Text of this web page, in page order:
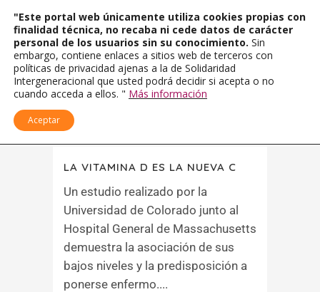
LA VITAMINA D ES LA NUEVA C
Un estudio realizado por la
Universidad de Colorado junto al
Hospital General de Massachusetts
demuestra la asociación de sus
bajos niveles y la predisposición a
ponerse enfermo....
"Este portal web únicamente utiliza cookies propias con
finalidad técnica, no recaba ni cede datos de carácter
personal de los usuarios sin su conocimiento. Sin
embargo, contiene enlaces a sitios web de terceros con
políticas de privacidad ajenas a la de Solidaridad
Intergeneracional que usted podrá decidir si acepta o no
cuando acceda a ellos. " Más información
Aceptar